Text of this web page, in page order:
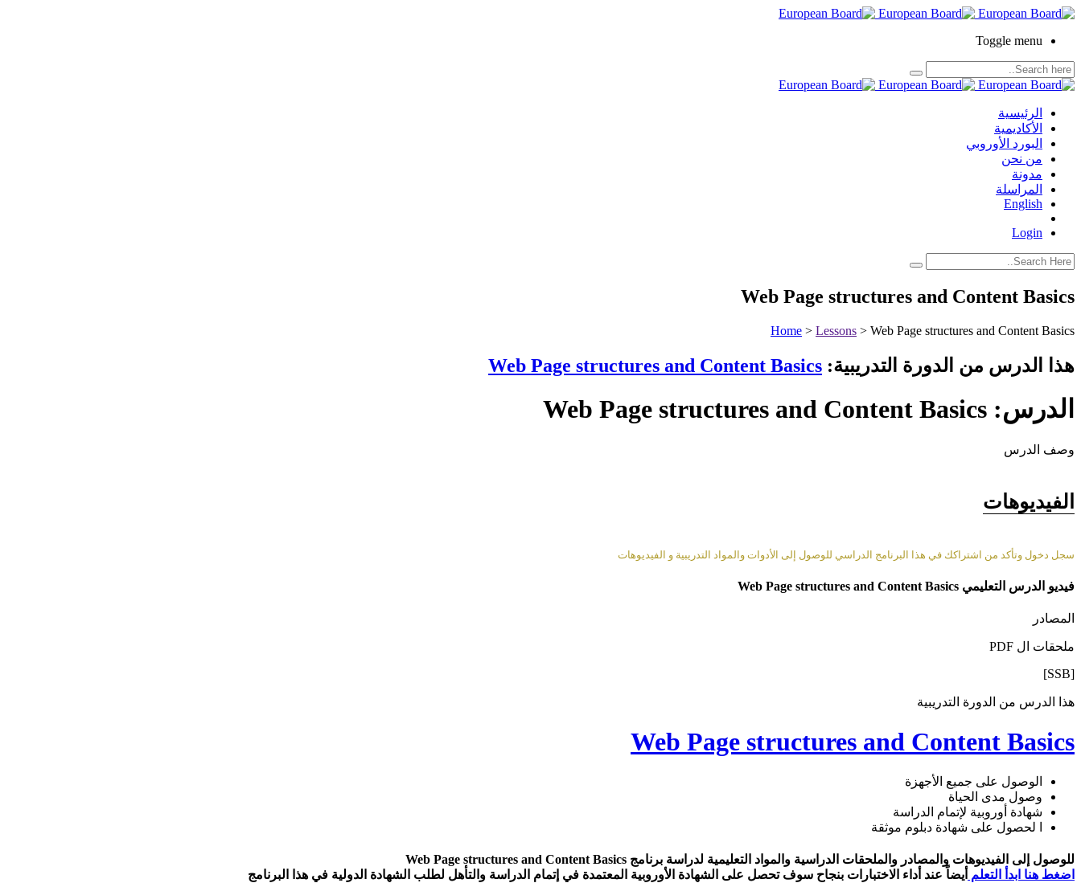
Toggle menu
الرئيسية
الأكاديمية
البورد الأوروبي
من نحن
مدونة
المراسلة
English
Login
Web Page structures and Content Basics
Home > Lessons > Web Page structures and Content Basics
هذا الدرس من الدورة التدريبية: Web Page structures and Content Basics
الدرس: Web Page structures and Content Basics
وصف الدرس
الفيديوهات
سجل دخول وتأكد من اشتراكك في هذا البرنامج الدراسي للوصول إلى الأدوات والمواد التدريبية و الفيديوهات
فيديو الدرس التعليمي Web Page structures and Content Basics
المصادر
ملحقات ال PDF
[SSB]
هذا الدرس من الدورة التدريبية
Web Page structures and Content Basics
الوصول على جميع الأجهزة
وصول مدى الحياة
شهادة أوروبية لإتمام الدراسة
ا لحصول على شهادة دبلوم موثقة
للوصول إلى الفيديوهات والمصادر والملحقات الدراسية والمواد التعليمية لدراسة برنامج Web Page structures and Content Basics
اضغط هنا ابدأ التعلم أيضاً عند أداء الاختبارات بنجاح سوف تحصل على الشهادة الأوروبية المعتمدة في إتمام الدراسة والتأهل لطلب الشهادة الدولية في هذا البرنامج